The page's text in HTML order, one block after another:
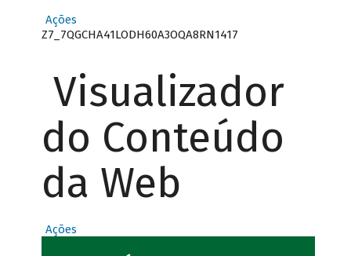
Ações
Z7_7QGCHA41LODH60A3OQA8RN1417
Visualizador
do Conteúdo
da Web
Ações